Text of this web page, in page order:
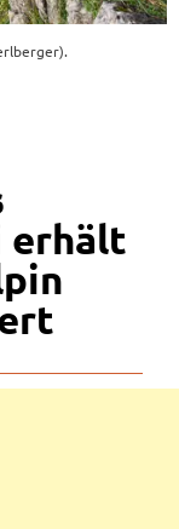
erhält